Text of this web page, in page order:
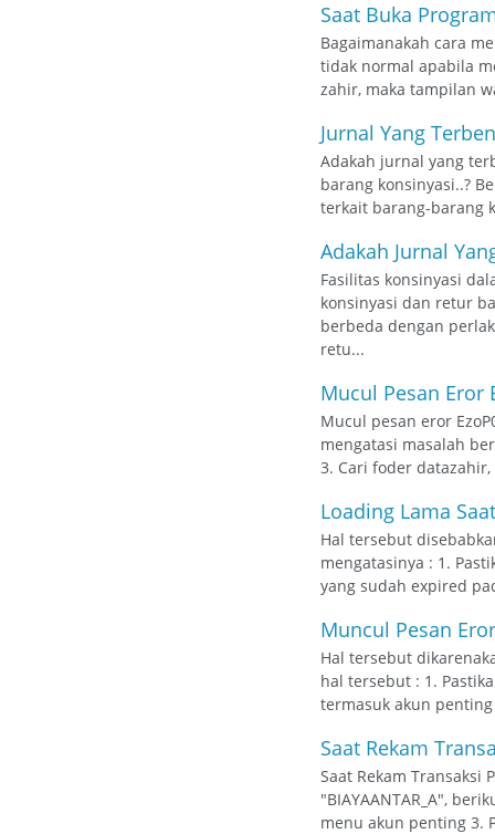
Saat Buka
Bagaimanakah cara
tidak normal apabila
zahir, maka tampilan
Jurnal Yang
Adakah jurnal yang
barang konsinyasi..?
terkait barang-barang
Adakah Jurnal
Fasilitas konsinyasi
konsinyasi dan retur
berbeda dengan
retu...
Mucul Pesan Eror
Mucul pesan eror
mengatasi masalah
3. Cari foder
Loading Lama
Hal tersebut
mengatasinya : 1.
yang sudah expired
Muncul Pesan
Hal tersebut
hal tersebut : 1.
termasuk akun
Saat Rekam
Saat Rekam Transaksi
"BIAYAANTAR_A",
menu akun penting 3.